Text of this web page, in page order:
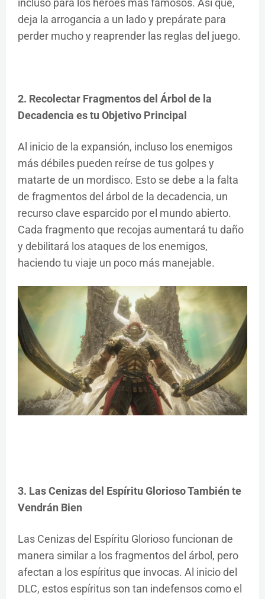
deja la arrogancia a un lado y prepárate para
perder mucho y reaprender las reglas del juego.
2. Recolectar Fragmentos del Árbol de la
Decadencia es tu Objetivo Principal
Al inicio de la expansión, incluso los enemigos
más débiles pueden reírse de tus golpes y
matarte de un mordisco. Esto se debe a la falta
de fragmentos del árbol de la decadencia, un
recurso clave esparcido por el mundo abierto.
Cada fragmento que recojas aumentará tu daño
y debilitará los ataques de los enemigos,
haciendo tu viaje un poco más manejable.
3. Las Cenizas del Espíritu Glorioso También te
Vendrán Bien
Las Cenizas del Espíritu Glorioso funcionan de
manera similar a los fragmentos del árbol, pero
afectan a los espíritus que invocas. Al inicio del
DLC, estos espíritus son tan indefensos como el